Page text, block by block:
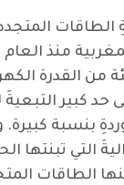
المئة من القدرة
إلى حد كبير
بنسبة كبيرة.
التي تبنتها
الطاقات